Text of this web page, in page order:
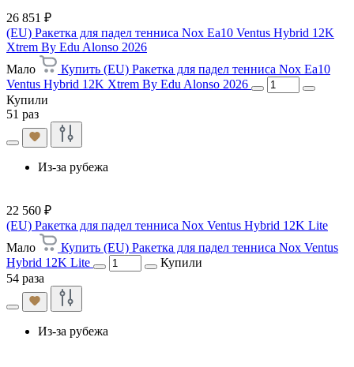
26 851 ₽
(EU) Ракетка для падел тенниса Nox Ea10 Ventus Hybrid 12K
Xtrem By Edu Alonso 2026
Мало
Купить (EU) Ракетка для падел тенниса Nox Ea10
Ventus Hybrid 12K Xtrem By Edu Alonso 2026
Купили
51 раз
Из-за рубежа
22 560 ₽
(EU) Ракетка для падел тенниса Nox Ventus Hybrid 12K Lite
Мало
Купить (EU) Ракетка для падел тенниса Nox Ventus
Hybrid 12K Lite
Купили
54 раза
Из-за рубежа